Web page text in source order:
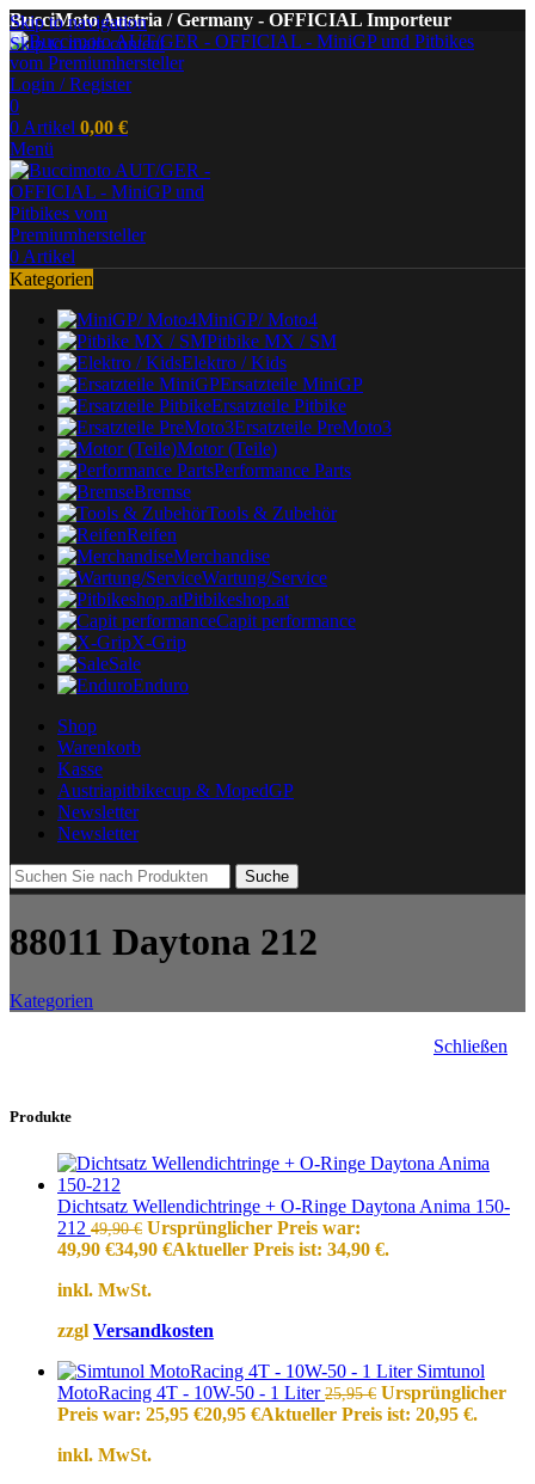
Skip to navigation
Skip to main content
BucciMoto Austria / Germany - OFFICIAL Importeur
Login / Register
0
0 Artikel 0,00 €
Menü
0 Artikel
Kategorien
MiniGP/ Moto4
Pitbike MX / SM
Elektro / Kids
Ersatzteile MiniGP
Ersatzteile Pitbike
Ersatzteile PreMoto3
Motor (Teile)
Performance Parts
Bremse
Tools & Zubehör
Reifen
Merchandise
Wartung/Service
Pitbikeshop.at
Capit performance
X-Grip
Sale
Enduro
Shop
Warenkorb
Kasse
Austriapitbikecup & MopedGP
Newsletter
Newsletter
Suche
88011 Daytona 212
Kategorien
Schließen
Produkte
Dichtsatz Wellendichtringe + O-Ringe Daytona Anima 150-
212 49,90€ Ursprünglicher Preis war:
49,90 €34,90 €Aktueller Preis ist: 34,90 €.
inkl. MwSt.
zzgl Versandkosten
Simtunol
MotoRacing 4T - 10W-50 - 1 Liter25,95€ Ursprünglicher
Preis war: 25,95 €20,95 €Aktueller Preis ist: 20,95 €.
inkl. MwSt.